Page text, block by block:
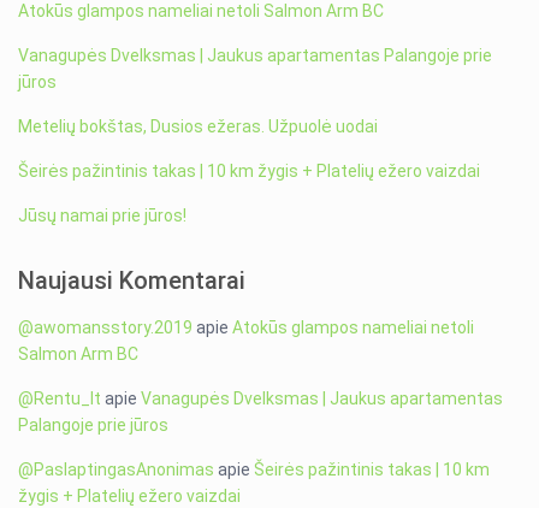
Atokūs glampos nameliai netoli Salmon Arm BC
Vanagupės Dvelksmas | Jaukus apartamentas Palangoje prie
jūros
Metelių bokštas, Dusios ežeras. Užpuolė uodai
Šeirės pažintinis takas | 10 km žygis + Platelių ežero vaizdai
Jūsų namai prie jūros!
Naujausi Komentarai
@awomansstory.2019 apieAtokūs glampos nameliai netoli
Salmon Arm BC
@Rentu_lt apieVanagupės Dvelksmas | Jaukus apartamentas
Palangoje prie jūros
@PaslaptingasAnonimas apie Šeirės pažintinis takas | 10 km
žygis + Platelių ežero vaizdai